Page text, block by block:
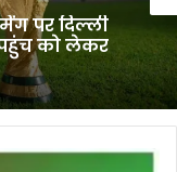
पर दिल्ली
पहुंच को लेकर